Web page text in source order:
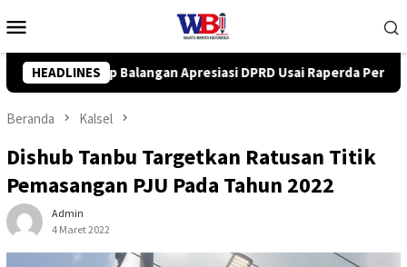
ke
Mobile
HEADLINES
DPRD Usai Raperda Perubahan APBD 2026 Resmi Disepakati
Beranda Kalsel
Dishub Tanbu Targetkan Ratusan Titik
Pemasangan PJU Pada Tahun 2022
Admin
4 Maret 2022